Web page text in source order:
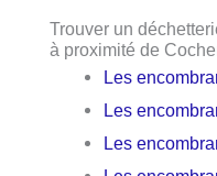
Trouver un
à proximité de
Les
Les
Les